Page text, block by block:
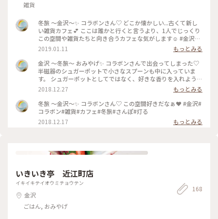
雑貨
冬旅 〜金沢〜✨ コラボンさん♡ どこか懐かしい...古くて新し
い雑貨カフェ💕 ここは誰かと行くと言うより、1人でじっくり
この空間や雑貨たちと向き合うカフェな気がします☺️ #金沢#
安江町#コラボン#カフェ#雑貨#さんぽ#レトロ
2019.01.11
もっとみる
金沢 〜冬旅〜 おみやげ✨ コラボンさんで出会ってしまった♡
半磁器のシュガーポットで小さなスプーンも中に入っていま
す。 シュガーポットとしてではなく、好きな香りを入れようか
な💕 お会計の時に、コラボンのご店主さんが「見つけました
ね✨」とニヤっとされたのが、今でもクスっと笑ってしまう思
い出です☺️ #金沢#コラボン#安江町#カフェ#雑貨#おみやげ#
宝物#出会ってしまった#黄色いコトリ
2018.12.27
もっとみる
冬旅 〜金沢〜✨ コラボンさん♡ この空間好きだなぁ❤️ #金沢#
コラボン#雑貨#カフェ#冬旅#さんぽ#灯る
2018.12.17
もっとみる
いきいき亭 近江町店
イキイキテイオウミチョウテン
金沢
ごはん, おみやげ
168